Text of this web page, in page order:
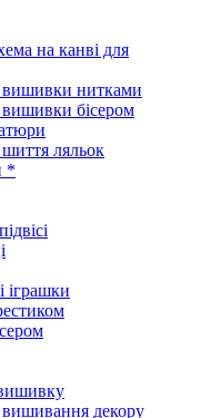
на канві для
нитками
бісером
ляльок
*
іграшки
декору